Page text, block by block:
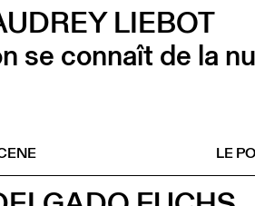
LIEBOT
se connaît de la
LE